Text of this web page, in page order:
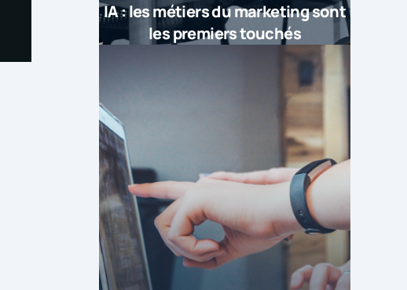
IA : les métiers du marketing sont
les premiers touchés